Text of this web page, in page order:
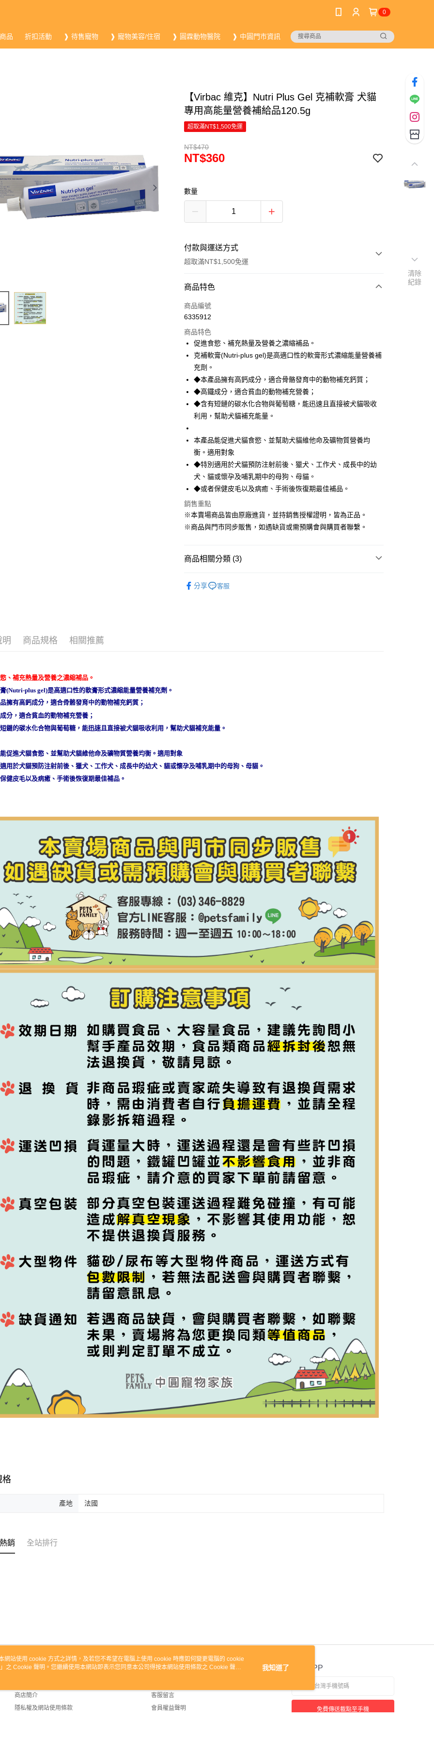
0
品 折扣活動 ❱ 待售寵物 ❱ 寵物美容/住宿 ❱ 圓霖動物醫院 ❱ 中圓門市資訊
【Virbac 維克】Nutri Plus Gel 克補軟膏 犬貓
專用高能量營養補給品120.5g
超取滿NT$1,500免運
NT$470
NT$360
數量
付款與運送方式
超取滿NT$1,500免運
付款方式
信用卡一次付款
LINE Pay
Apple Pay
街口支付
悠遊付
Google Pay
ATM付款
貨到付款
運送方式
每筆NT$80，滿NT$1,500(含以上)免運費
【全家】取貨1500免運
【7-11】取貨付款1500免運
【7-11】取貨1500免運
商品特色
商品編號
6335912
商品特色
促進食慾、補充熱量及營養之濃縮補品。
克補軟膏(Nutri-plus gel)是高適口性的軟膏形式濃縮能量營養補
充劑。
◆本產品擁有高鈣成分，適合骨骼發育中的動物補充鈣質；
◆高鐵成分，適合貧血的動物補充營養；
◆含有短鏈的碳水化合物與葡萄糖，能迅速且直接被犬貓吸收
利用，幫助犬貓補充能量。
本產品能促進犬貓食慾、並幫助犬貓維他命及礦物質營養均
衡。適用對象
◆特別適用於犬貓預防注射前後、獵犬、工作犬、成長中的幼
犬、貓或懷孕及哺乳期中的母狗、母貓。
◆或者保健皮毛以及病癒、手術後恢復期最佳補品。
銷售重點
※本賣場商品皆由原廠進貨，並持銷售授權證明，皆為正品。
※商品與門市同步販售，如遇缺貨或需預購會與購買者聯繫。
商品相關分類 (3)
分享 客服
明 商品規格 相關推薦
、補充熱量及營養之濃縮補品。
(Nutri-plus gel)是高適口性的軟膏形式濃縮能量營養補充劑。
擁有高鈣成分，適合骨骼發育中的動物補充鈣質；
分，適合貧血的動物補充營養；
鏈的碳水化合物與葡萄糖，能迅速且直接被犬貓吸收利用，幫助犬貓補充能量。
促進犬貓食慾、並幫助犬貓維他命及礦物質營養均衡。適用對象
用於犬貓預防注射前後、獵犬、工作犬、成長中的幼犬、貓或懷孕及哺乳期中的母狗、母貓。
健皮毛以及病癒、手術後恢復期最佳補品。
格
產地 法國
銷 全站排行
關於我們
商店簡介
隱私權及網站使用條款
客服資訊
客服留言
會員權益聲明
官方APP
免費傳送載點至手機
清除
紀錄
網站使用 cookie 方式之詳情，及若您不希望在電腦上使用 cookie 時應如何變更電腦的 cookie
」之 Cookie 聲明。您繼續使用本網站即表示您同意本公司得按本網站使用條款之 Cookie 聲明
我知道了